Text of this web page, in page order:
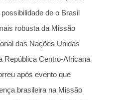
de o Brasil
robusta da Missão
das Nações Unidas
República Centro-Africana
após evento que
brasileira na Missão